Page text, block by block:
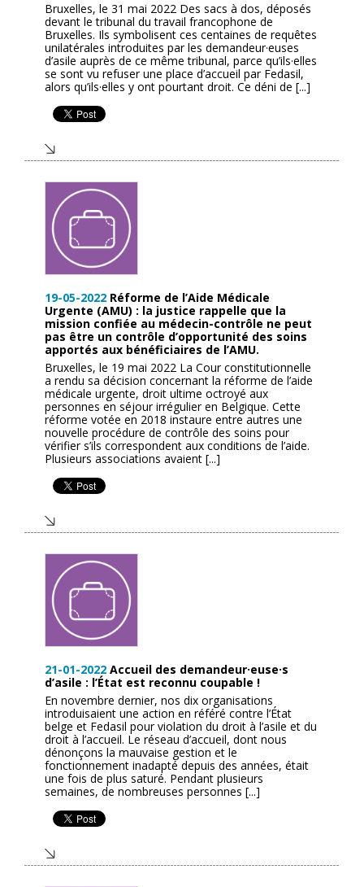
Bruxelles, le 31 mai 2022 Des sacs à dos, déposés
devant le tribunal du travail francophone de
Bruxelles. Ils symbolisent ces centaines de requêtes
unilatérales introduites par les demandeur·euses
d’asile auprès de ce même tribunal, parce qu’ils·elles
se sont vu refuser une place d’accueil par Fedasil,
alors qu’ils·elles y ont pourtant droit. Ce déni de [...]
19-05-2022 Réforme de l’Aide Médicale
Urgente (AMU) : la justice rappelle que la
mission confiée au médecin-contrôle ne peut
pas être un contrôle d’opportunité des soins
apportés aux bénéficiaires de l’AMU.
Bruxelles, le 19 mai 2022 La Cour constitutionnelle
a rendu sa décision concernant la réforme de l’aide
médicale urgente, droit ultime octroyé aux
personnes en séjour irrégulier en Belgique. Cette
réforme votée en 2018 instaure entre autres une
nouvelle procédure de contrôle des soins pour
vérifier s’ils correspondent aux conditions de l’aide.
Plusieurs associations avaient [...]
21-01-2022 Accueil des demandeur·euse·s
d’asile : l’État est reconnu coupable !
En novembre dernier, nos dix organisations
introduisaient une action en référé contre l’État
belge et Fedasil pour violation du droit à l’asile et du
droit à l’accueil. Le réseau d’accueil, dont nous
dénonçons la mauvaise gestion et le
fonctionnement inadapté depuis des années, était
une fois de plus saturé. Pendant plusieurs
semaines, de nombreuses personnes [...]